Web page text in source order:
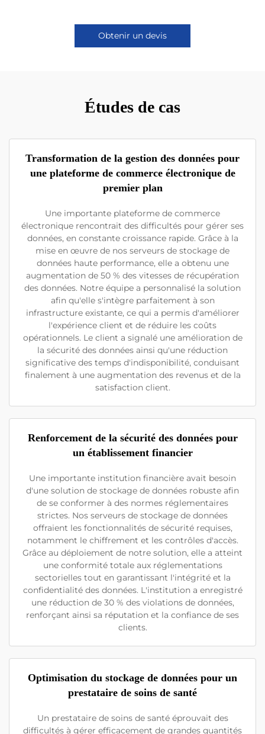
Obtenir un devis
Études de cas
Transformation de la gestion des données pour
une plateforme de commerce électronique de
premier plan
Une importante plateforme de commerce
électronique rencontrait des difficultés pour gérer ses
données, en constante croissance rapide. Grâce à la
mise en œuvre de nos serveurs de stockage de
données haute performance, elle a obtenu une
augmentation de 50 % des vitesses de récupération
des données. Notre équipe a personnalisé la solution
afin qu'elle s'intègre parfaitement à son
infrastructure existante, ce qui a permis d'améliorer
l'expérience client et de réduire les coûts
opérationnels. Le client a signalé une amélioration de
la sécurité des données ainsi qu'une réduction
significative des temps d'indisponibilité, conduisant
finalement à une augmentation des revenus et de la
satisfaction client.
Renforcement de la sécurité des données pour
un établissement financier
Une importante institution financière avait besoin
d'une solution de stockage de données robuste afin
de se conformer à des normes réglementaires
strictes. Nos serveurs de stockage de données
offraient les fonctionnalités de sécurité requises,
notamment le chiffrement et les contrôles d'accès.
Grâce au déploiement de notre solution, elle a atteint
une conformité totale aux réglementations
sectorielles tout en garantissant l'intégrité et la
confidentialité des données. L'institution a enregistré
une réduction de 30 % des violations de données,
renforçant ainsi sa réputation et la confiance de ses
clients.
Optimisation du stockage de données pour un
prestataire de soins de santé
Un prestataire de soins de santé éprouvait des
difficultés à gérer efficacement de grandes quantités